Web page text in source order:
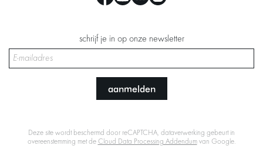
schrijf je in op onze newsletter
aanmelden
Deze site wordt beschermd door reCAPTCHA, dataverwerking gebeurt in
overeenstemming met de Cloud Data Processing Addendumvan Google.